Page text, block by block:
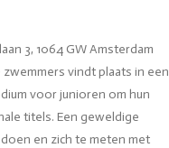
3, 1064 GW Amsterdam
vindt plaats in een
voor junioren om hun
titels. Een geweldige
en zich te meten met